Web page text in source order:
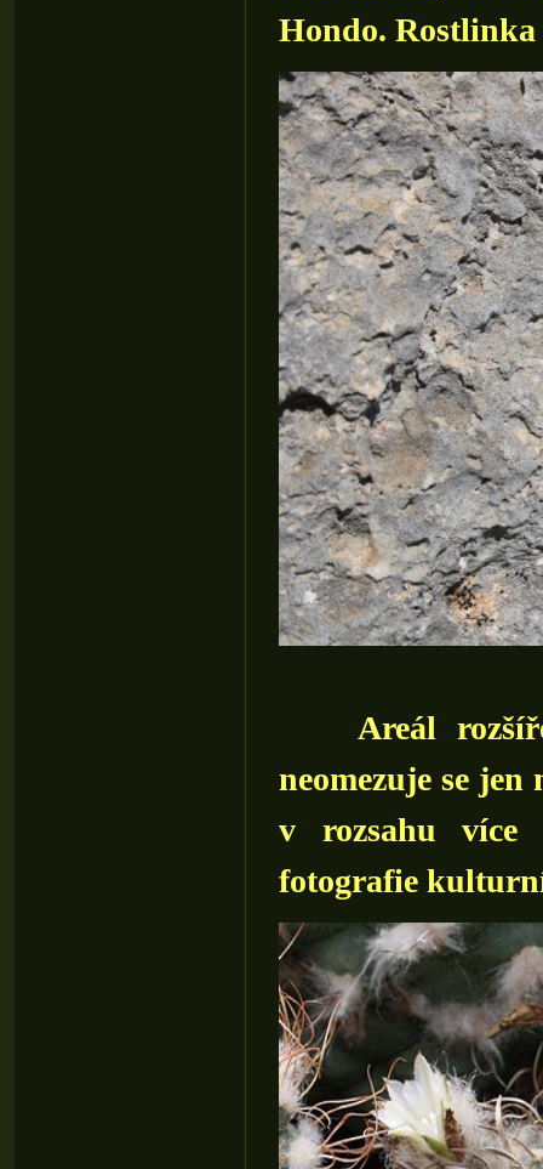
Hondo. Rostlinka
Areál
neomezuje se
v rozsahu více
fotografie